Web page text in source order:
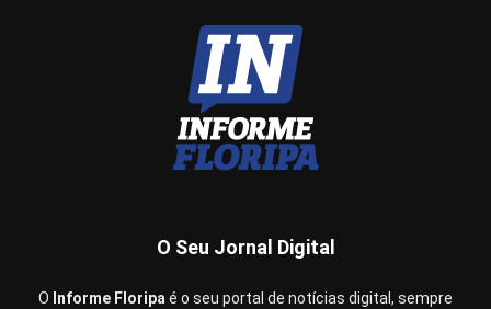
O Seu Jornal Digital
O Informe Floripaé o seu portal de notícias digital, sempre